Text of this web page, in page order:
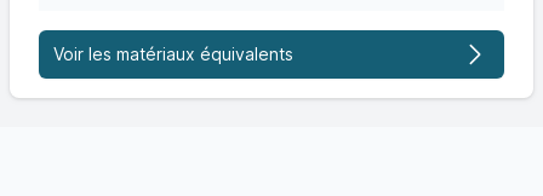
Voir les matériaux équivalents